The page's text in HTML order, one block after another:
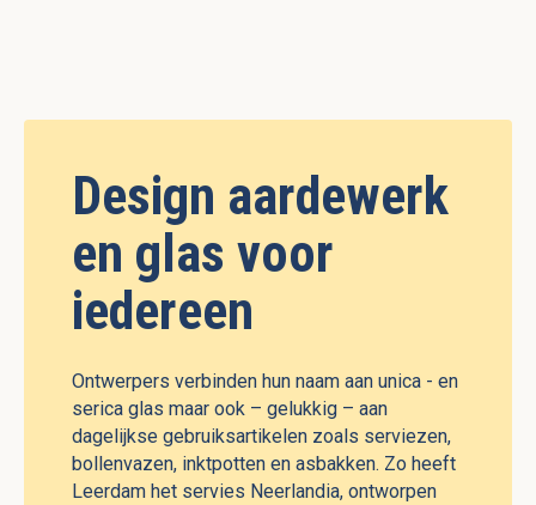
Design aardewerk
en glas voor
iedereen
Ontwerpers verbinden hun naam aan unica - en
serica glas maar ook – gelukkig – aan
dagelijkse gebruiksartikelen zoals serviezen,
bollenvazen, inktpotten en asbakken. Zo heeft
Leerdam het servies Neerlandia, ontworpen